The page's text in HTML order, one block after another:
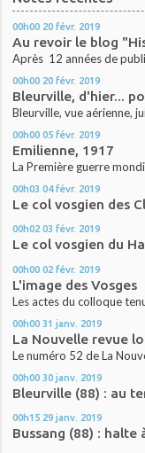
00h00 20 févr. 2019
Au revoir le blog
Après 12 années de
00h00 20 févr. 2019
Bleurville, d'hier...
Bleurville, vue aérienne,
00h00 05 févr. 2019
Emilienne, 1917
La Première guerre
00h03 04 févr. 2019
Le col vosgien des
00h02 03 févr. 2019
Le col vosgien du
00h00 02 févr. 2019
L'image des Vosges
Les actes du colloque
00h00 31 janv. 2019
La Nouvelle revue
Le numéro 52 de La
00h00 30 janv. 2019
Bleurville (88) : au
00h15 29 janv. 2019
Bussang (88) : halte